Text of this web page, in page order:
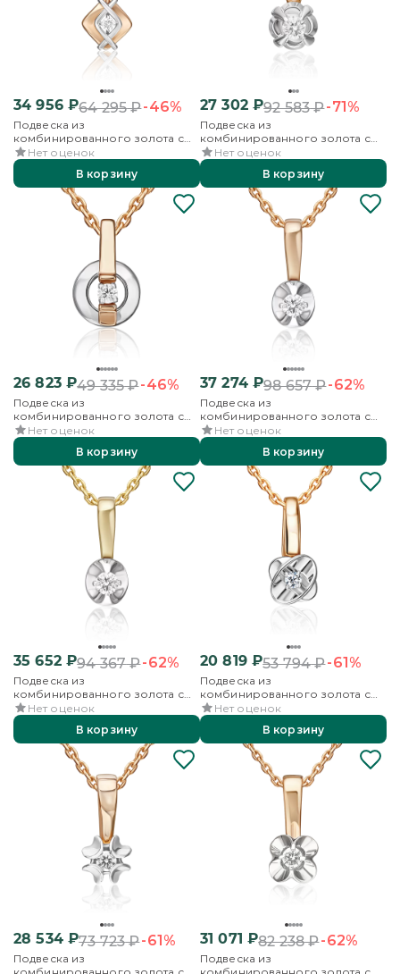
34 956₽64 295₽-46%
Подвеска из
комбинированного золота с
бриллиантом
Нет оценок
В корзину
27 302₽92 583₽-71%
Подвеска из
комбинированного золота с
бриллиантом
Нет оценок
В корзину
26 823₽49 335₽-46%
Подвеска из
комбинированного золота с
бриллиантом
Нет оценок
В корзину
37 274₽98 657₽-62%
Подвеска из
комбинированного золота с
бриллиантом
Нет оценок
В корзину
35 652₽94 367₽-62%
Подвеска из
комбинированного золота с
бриллиантом
Нет оценок
В корзину
20 819₽53 794₽-61%
Подвеска из
комбинированного золота с
бриллиантом
Нет оценок
В корзину
28 534₽73 723₽-61%
Подвеска из
31 071 ₽82 238₽-62%
Подвеска из